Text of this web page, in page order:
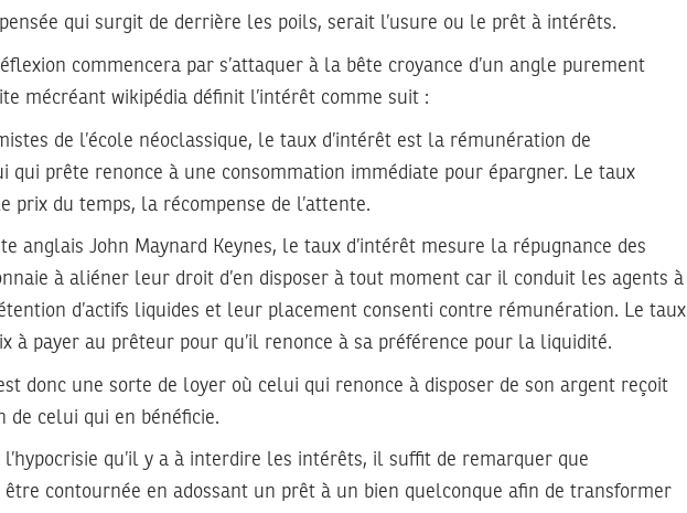
qui surgit de derrière les poils, serait l’usure ou le prêt à intérêts.
commencera par s’attaquer à la bête croyance d’un angle purement
mécréant wikipédia définit l’intérêt comme suit :
de l’école néoclassique, le taux d’intérêt est la rémunération de
qui prête renonce à une consommation immédiate pour épargner. Le taux
prix du temps, la récompense de l’attente.
anglais John Maynard Keynes, le taux d’intérêt mesure la répugnance des
à aliéner leur droit d’en disposer à tout moment car il conduit les agents à
d’actifs liquides et leur placement consenti contre rémunération. Le taux
à payer au prêteur pour qu’il renonce à sa préférence pour la liquidité.
donc une sorte de loyer où celui qui renonce à disposer de son argent reçoit
de celui qui en bénéficie.
l’hypocrisie qu’il y a à interdire les intérêts, il suffit de remarquer que
être contournée en adossant un prêt à un bien quelconque afin de transformer